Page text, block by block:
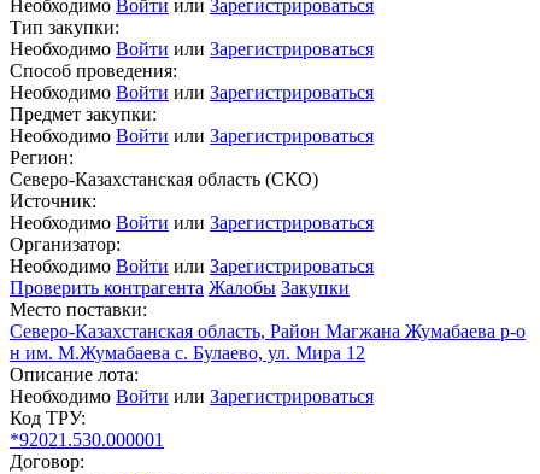
Необходимо Войти или Зарегистрироваться
Тип закупки:
Необходимо Войти или Зарегистрироваться
Способ проведения:
Необходимо Войти или Зарегистрироваться
Предмет закупки:
Необходимо Войти или Зарегистрироваться
Регион:
Северо-Казахстанская область (СКО)
Источник:
Необходимо Войти или Зарегистрироваться
Организатор:
Необходимо Войти или Зарегистрироваться
Проверить контрагента Жалобы Закупки
Место поставки:
Северо-Казахстанская область, Район Магжана Жумабаева р-о
н им. М.Жумабаева с. Булаево, ул. Мира 12
Описание лота:
Необходимо Войти или Зарегистрироваться
Код ТРУ:
*92021.530.000001
Договор: